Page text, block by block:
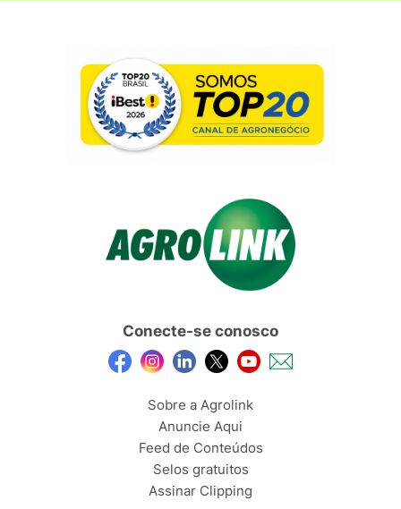
Conecte-se conosco
Sobre a Agrolink
Anuncie Aqui
Feed de Conteúdos
Selos gratuitos
Assinar Clipping